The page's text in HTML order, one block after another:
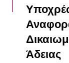
Άδειας